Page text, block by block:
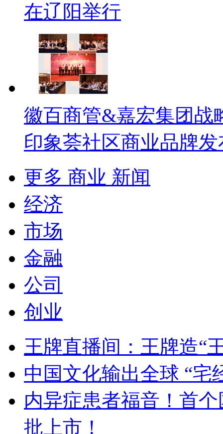
在辽阳举行
徽百商管&嘉宏集团战
印象荟社区商业品牌
更多 商业 新闻
经济
市场
金融
公司
创业
王牌直播间：王牌造“
中国文化输出全球 “宅
内异症患者福音！首
批上市！